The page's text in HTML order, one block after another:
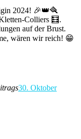
2024! 🎉👑🪮
Colliers 🧮.
auf der Brust.
wären wir reich! 😁
30. Oktober